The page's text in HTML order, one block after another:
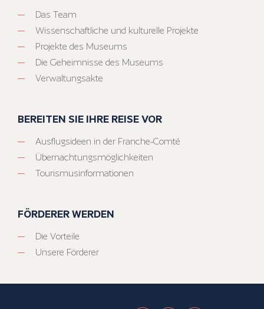
Das Team
Wissenschaftliche und kulturelle Projekte
Projekte des Museums
Die Geheimnisse des Museums
Verwaltungsakte
BEREITEN SIE IHRE REISE VOR
Ausflugsideen in der Franche-Comté
Übernachtungsmöglichkeiten
Tourismusinformationen
FÖRDERER WERDEN
Die Vorteile
Unsere Förderer